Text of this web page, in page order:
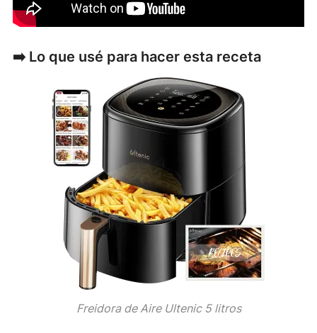
➡️ Lo que usé para hacer esta receta
Freidora de Aire Ultenic 5 litros